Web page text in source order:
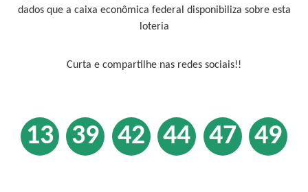
dados que a caixa econômica federal disponibiliza sobre esta
loteria
Curta e compartilhe nas redes sociais!!
13 39 42 44 47 49